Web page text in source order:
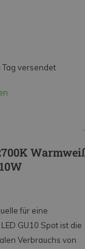
versendet
für eine
GU10 Spot ist die
Verbrauchs von